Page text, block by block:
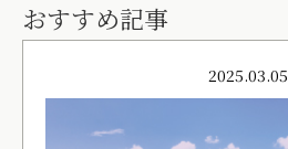
おすすめ記事
2025.03.05